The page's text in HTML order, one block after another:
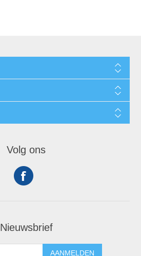
Volg ons
Nieuwsbrief
AANMELDEN